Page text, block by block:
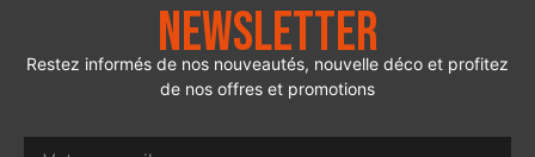
Newsletter
Restez informés de nos nouveautés, nouvelle déco et profitez
de nos offres et promotions